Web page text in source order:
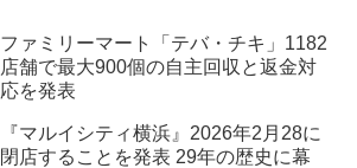
ファミリーマート「テバ・チキ」1182
店舗で最大900個の自主回収と返金対
応を発表
『マルイシティ横浜』2026年2月28に
閉店することを発表 29年の歴史に幕